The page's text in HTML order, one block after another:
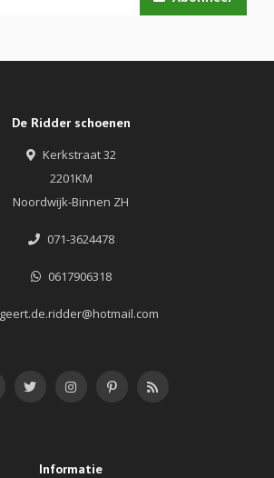
De Ridder schoenen
Kerkstraat 32
2201KM
Noordwijk-Binnen ZH
071-3624478
0617906318
geert.de.ridder@hotmail.com
Informatie